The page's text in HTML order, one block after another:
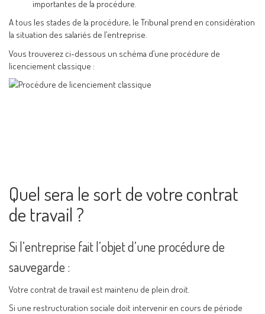
importantes de la procédure.
A tous les stades de la procédure, le Tribunal prend en considération
la situation des salariés de l’entreprise.
Vous trouverez ci-dessous un schéma d’une procédure de
licenciement classique :
Quel sera le sort de votre contrat
de travail ?
Si l’entreprise fait l’objet d’une procédure de
sauvegarde :
Votre contrat de travail est maintenu de plein droit.
Si une restructuration sociale doit intervenir en cours de période